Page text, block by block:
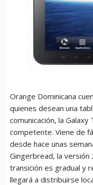
Orange Dominicana
quienes desean una
comunicación, la
competente. Viene de
desde hace unas
Gingerbread, la versión
transición es gradual y
llegará a distribuirse